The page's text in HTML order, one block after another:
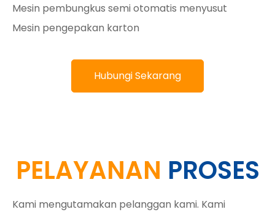
Mesin pembungkus semi otomatis menyusut
Mesin pengepakan karton
Hubungi Sekarang
PELAYANAN PROSES
Kami mengutamakan pelanggan kami. Kami